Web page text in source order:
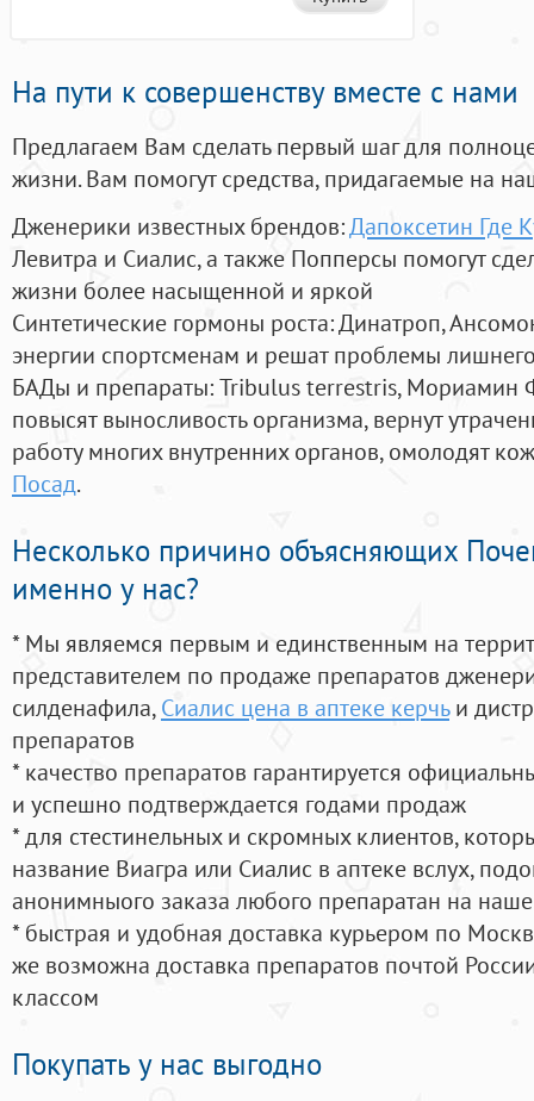
На пути к совершенству вместе с нами
Предлагаем Вам сделать первый шаг для
жизни. Вам помогут средства, придагаемые на
Дженерики известных брендов:Дапоксетин Где
Левитра и Сиалис, а также Попперсы помогут
жизни более насыщенной и яркой
Синтетические гормоны роста: Динатроп,
энергии спортсменам и решат проблемы
БАДы и препараты:Tribulus terrestris, Мориамин
повысят выносливость организма, вернут
работу многих внутренних органов, омолодят
Посад.
Несколько причино объясняющих
именно у нас?
* Мы являемся первым и единственным на
представителем по продаже препаратов
силденафила, Сиалис цена в аптеке керчьи
препаратов
* качество препаратов гарантируется
и успешно подтверждается годами продаж
* для стестинельных и скромных клиентов,
название Виагра или Сиалис в аптеке вслух,
анонимныого заказа любого препаратан на
* быстрая и удобная доставка курьером по
же возможна доставка препаратов почтой
классом
Покупать у нас выгодно